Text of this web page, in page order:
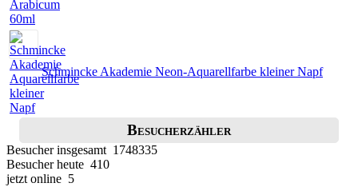
Schmincke Akademie Neon-Aquarellfarbe kleiner Napf
Besucherzähler
Besucher insgesamt 1748335
Besucher heute 410
jetzt online 5